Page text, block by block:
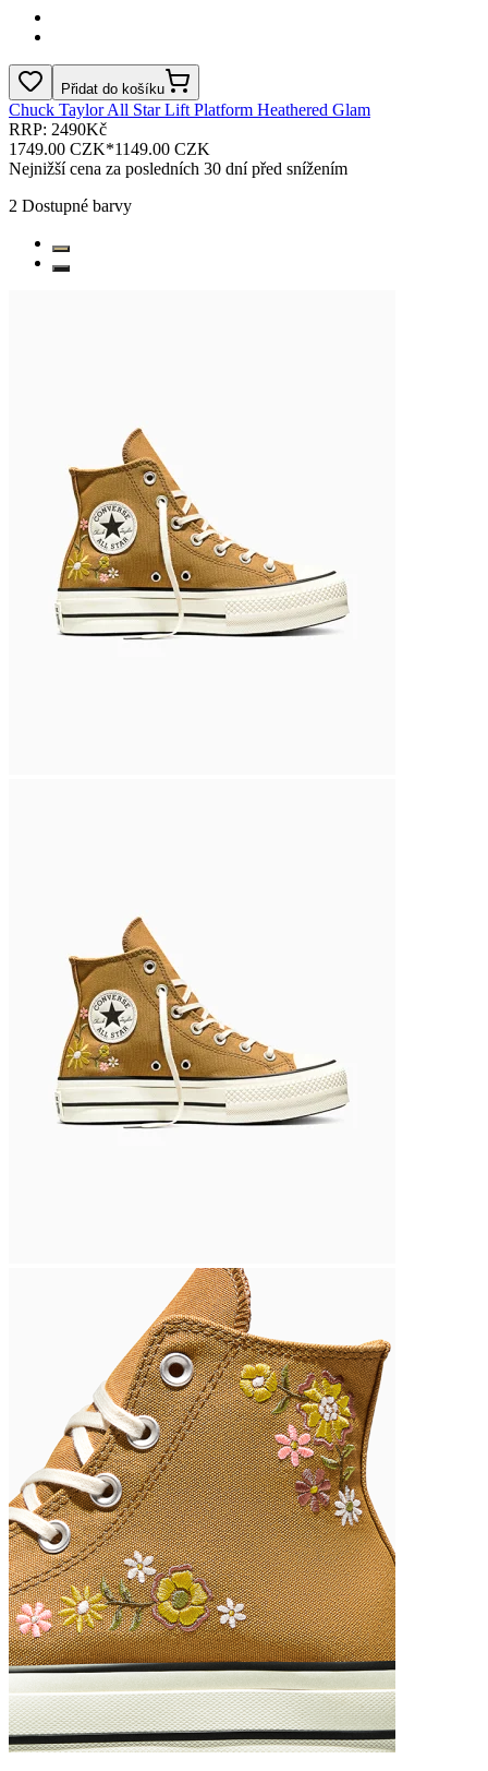
Přidat do košíku
Chuck Taylor All Star Lift Platform Heathered Glam
RRP: 2490Kč
1749.00 CZK*1149.00 CZK
Nejnižší cena za posledních 30 dní před snížením
2 Dostupné barvy